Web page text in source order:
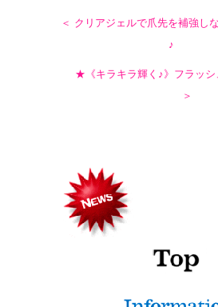
＜ クリアジェルで爪先を補強し
♪
★《キラキラ輝く♪》フラッ
＞